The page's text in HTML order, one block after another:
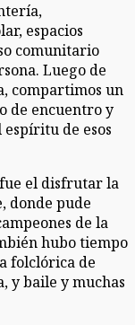
espacios
comunitario
Luego de
compartimos un
de encuentro y
de esos
fue el disfrutar la
donde pude
de la
hubo tiempo
folclórica de
y baile y muchas